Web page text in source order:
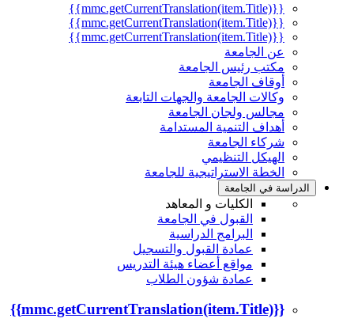
{{mmc.getCurrentTranslation(item.Title)}}
{{mmc.getCurrentTranslation(item.Title)}}
{{mmc.getCurrentTranslation(item.Title)}}
عن الجامعة
مكتب رئيس الجامعة
أوقاف الجامعة
وكالات الجامعة والجهات التابعة
مجالس ولجان الجامعة
أهداف التنمية المستدامة
شركاء الجامعة
الهيكل التنظيمي
الخطة الاستراتيجية للجامعة
الدراسة في الجامعة
الكليات و المعاهد
القبول في الجامعة
البرامج الدراسية
عمادة القبول والتسجيل
مواقع أعضاء هيئة التدريس
عمادة شؤون الطلاب
{{mmc.getCurrentTranslation(item.Title)}}